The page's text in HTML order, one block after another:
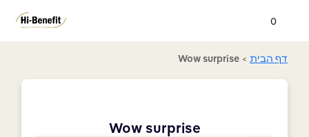
0
דף הבית >
Wow surprise
Wow surprise